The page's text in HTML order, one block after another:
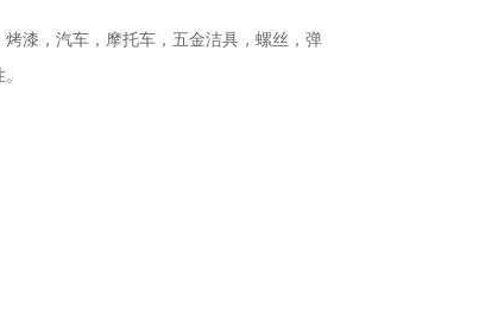
漆，汽车，摩托车，五金洁具，螺丝，弹